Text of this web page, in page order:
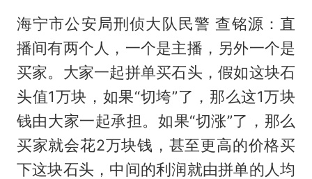
海宁市公安局刑侦大队民警 查铭源：直
播间有两个人，一个是主播，另外一个是
买家。大家一起拼单买石头，假如这块石
头值1万块，如果“切垮”了，那么这1万块
钱由大家一起承担。如果“切涨”了，那么
买家就会花2万块钱，甚至更高的价格买
下这块石头，中间的利润就由拼单的人均